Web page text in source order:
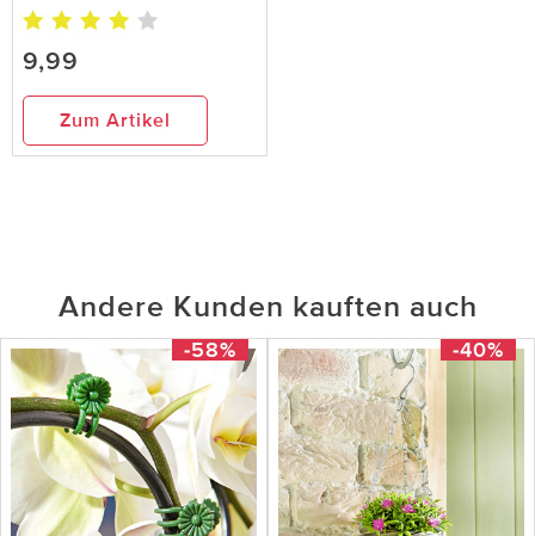
9,99
Zum Artikel
Andere Kunden kauften auch
-58% -40%